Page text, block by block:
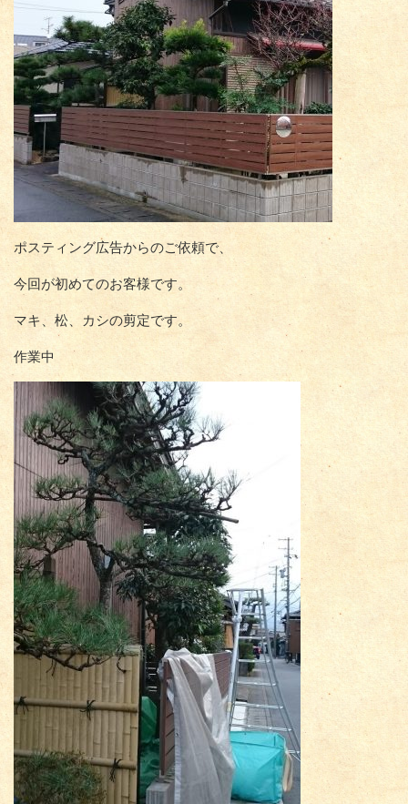
ポスティング広告からのご依頼で、
今回が初めてのお客様です。
マキ、松、カシの剪定です。
作業中